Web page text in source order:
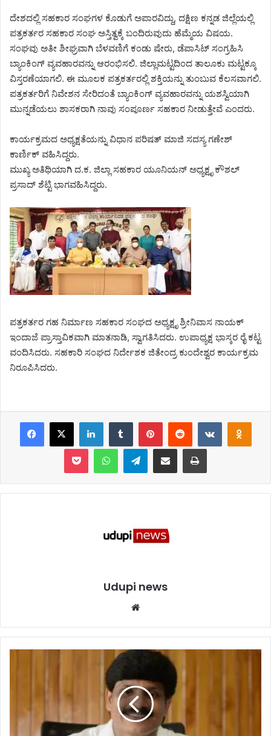
ದೇಶದಲ್ಲಿ ಸಹಕಾರ ಸಂಘಗಳ ಕೊಡುಗೆ ಅಪಾರವಿದ್ದು, ದಕ್ಷಿಣ ಕನ್ನಡ ಜಿಲ್ಲೆಯಲ್ಲಿ
ಪತ್ರಕರ್ತರ ಸಹಕಾರ ಸಂಘ ಅಸ್ತಿತ್ವಕ್ಕೆ ಬಂದಿರುವುದು ಹೆಮ್ಮೆಯ ವಿಷಯ.
ಸಂಘವು ಅತೀ ಶೀಘ್ರವಾಗಿ ಬೆಳವಣಿಗೆ ಕಂಡು ಷೇರು, ಡೆಪಾಸಿಟ್ ಸಂಗ್ರಹಿಸಿ
ಬ್ಯಾಂಕಿಂಗ್ ವ್ಯವಹಾರವನ್ನು ಆರಂಭಿಸಲಿ. ಜಿಲ್ಲಾಮಟ್ಟದಿಂದ ತಾಲೂಕು ಮಟ್ಟಕ್ಕೂ
ವಿಸ್ತರಣೆಯಾಗಲಿ. ಈ ಮೂಲಕ ಪತ್ರಕರ್ತರಲ್ಲಿ ಶಕ್ತಿಯನ್ನು ತುಂಬುವ ಕೆಲಸವಾಗಲಿ.
ಪತ್ರಕರ್ತರಿಗೆ ನಿವೇಶನ ಸೇರಿದಂತೆ ಬ್ಯಾಂಕಿಂಗ್ ವ್ಯವಹಾರವನ್ನು ಯಶಸ್ವಿಯಾಗಿ
ಮುನ್ನಡೆಯಲು ಶಾಸಕರಾಗಿ ನಾವು ಸಂಪೂರ್ಣ ಸಹಕಾರ ನೀಡುತ್ತೇವೆ ಎಂದರು.
ಕಾರ್ಯಕ್ರಮದ ಅಧ್ಯಕ್ಷತೆಯನ್ನು ವಿಧಾನ ಪರಿಷತ್ ಮಾಜಿ ಸದಸ್ಯ ಗಣೇಶ್
ಕಾರ್ಣಿಕ್ ವಹಿಸಿದ್ದರು.
ಮುಖ್ಯ ಅತಿಥಿಯಾಗಿ ದ.ಕ. ಜಿಲ್ಲಾ ಸಹಕಾರ ಯೂನಿಯನ್ ಅಧ್ಯಕ್ಷೃ ಕೌಶಲ್
ಪ್ರಸಾದ್ ಶೆಟ್ಟಿ ಭಾಗವಹಿಸಿದ್ದರು.
ಪತ್ರಕರ್ತರ ಗಹ ನಿರ್ಮಾಣ ಸಹಕಾರ ಸಂಘದ ಅಧ್ಯಕ್ಷೃ ಶ್ರೀನಿವಾಸ ನಾಯಕ್
ಇಂದಾಜೆ ಪ್ರಾಸ್ತಾವಿಕವಾಗಿ ಮಾತನಾಡಿ, ಸ್ವಾಗತಿಸಿದರು. ಉಪಾಧ್ಯಕ್ಷ ಭಾಸ್ಕರ ರೈ ಕಟ್ಟ
ವಂದಿಸಿದರು. ಸಹಕಾರಿ ಸಂಘದ ನಿರ್ದೇಶಕ ಜಿತೇಂದ್ರ ಕುಂದೇಶ್ವರ ಕಾರ್ಯಕ್ರಮ
ನಿರೂಪಿಸಿದರು.
Facebook X LinkedIn Tumblr Pinterest Reddit VKontakte Odnoklassniki
Pocket WhatsApp Telegram Share via Email Print
Udupi news
te
ಲ್